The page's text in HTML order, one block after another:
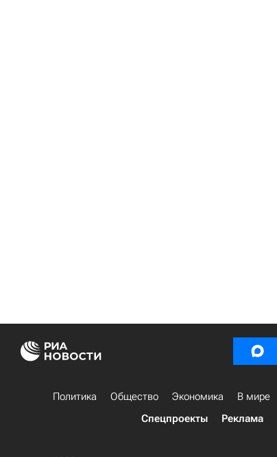
Политика Общество Экономика В мире
Спецпроекты
Реклама